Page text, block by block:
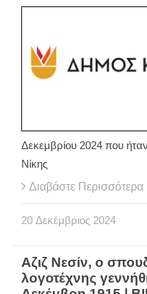
Δεκεμβρίου 2024 που
Νίκης
Διαβάστε Περισσότερα
20 Δεκέμβριος 2024
Αζιζ Νεσίν, ο
λογοτέχνης